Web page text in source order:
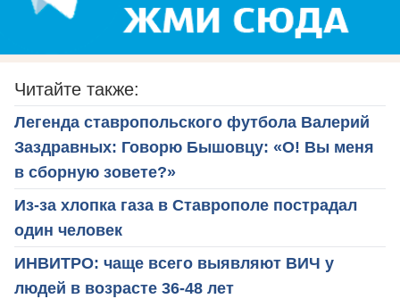
Читайте также:
Легенда ставропольского футбола Валерий
Заздравных: Говорю Бышовцу: «О! Вы меня
в сборную зовете?»
Из-за хлопка газа в Ставрополе пострадал
один человек
ИНВИТРО: чаще всего выявляют ВИЧ у
людей в возрасте 36-48 лет